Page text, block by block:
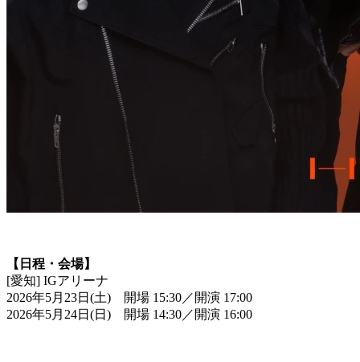
【日程・会場】
[愛知] IGアリーナ
2026年5月23日(土) 開場 15:30／開演 17:00
2026年5月24日(日) 開場 14:30／開演 16:00